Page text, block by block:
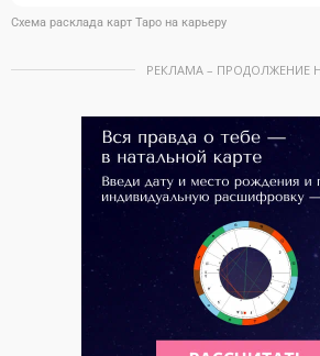
Схема расклада карт Таро на карьеру
РЕКЛАМА – ПРОДОЛЖЕНИЕ